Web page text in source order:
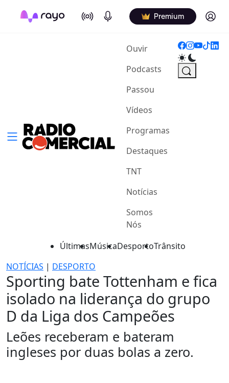
On Air Podcasts Premium Log in
Ouvir(current)
Podcasts
Passou
Vídeos
Programas
Destaques
TNT
Notícias
Somos
Nós
ÚltimasMúsicaDesportoTrânsito
NOTÍCIAS | DESPORTO
Sporting bate Tottenham e fica
isolado na liderança do grupo
D da Liga dos Campeões
Leões receberam e bateram
ingleses por duas bolas a zero.